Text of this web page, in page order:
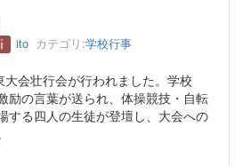
ito カテゴリ:学校行事
会壮行会が行われました。学校
励の言葉が送られ、体操競技・自転
する四人の生徒が登壇し、大会への